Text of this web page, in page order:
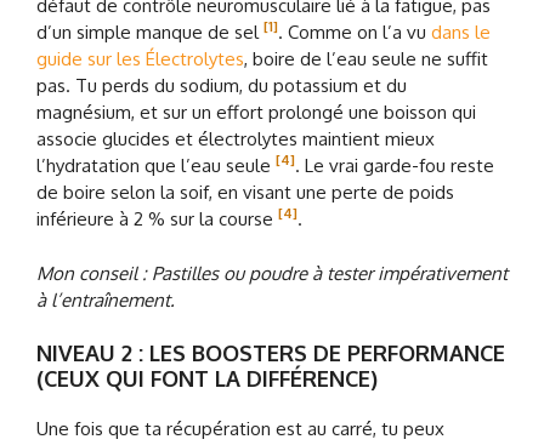
défaut de contrôle neuromusculaire lié à la fatigue, pas
d’un simple manque de sel [1]. Comme on l’a vu dans le
guide sur les Électrolytes, boire de l’eau seule ne suffit
pas. Tu perds du sodium, du potassium et du
magnésium, et sur un effort prolongé une boisson qui
associe glucides et électrolytes maintient mieux
l’hydratation que l’eau seule [4]. Le vrai garde-fou reste
de boire selon la soif, en visant une perte de poids
inférieure à 2 % sur la course [4].
Mon conseil : Pastilles ou poudre à tester impérativement
à l’entraînement.
NIVEAU 2 : LES BOOSTERS DE PERFORMANCE
(CEUX QUI FONT LA DIFFÉRENCE)
Une fois que ta récupération est au carré, tu peux